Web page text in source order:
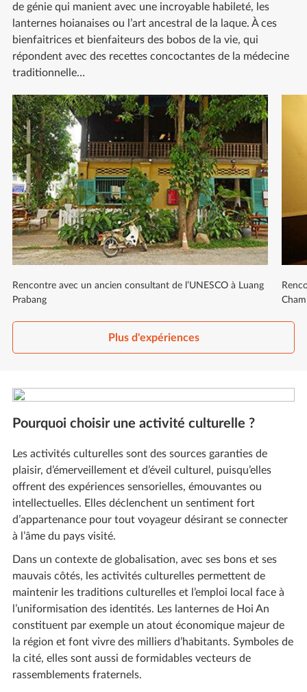
de génie qui manient avec une incroyable habileté, les
lanternes hoianaises ou l’art ancestral de la laque. À ces
bienfaitrices et bienfaiteurs des bobos de la vie, qui
répondent avec des recettes concoctantes de la médecine
traditionnelle…
Rencontre avec un ancien consultant de l’UNESCO à Luang
Prabang
Plus d'expériences
Pourquoi choisir une activité culturelle ?
Les activités culturelles sont des sources garanties de
plaisir, d’émerveillement et d’éveil culturel, puisqu’elles
offrent des expériences sensorielles, émouvantes ou
intellectuelles. Elles déclenchent un sentiment fort
d’appartenance pour tout voyageur désirant se connecter
à l’âme du pays visité.
Dans un contexte de globalisation, avec ses bons et ses
mauvais côtés, les activités culturelles permettent de
maintenir les traditions culturelles et l’emploi local face à
l’uniformisation des identités. Les lanternes de Hoi An
constituent par exemple un atout économique majeur de
la région et font vivre des milliers d’habitants. Symboles de
la cité, elles sont aussi de formidables vecteurs de
rassemblements fraternels.